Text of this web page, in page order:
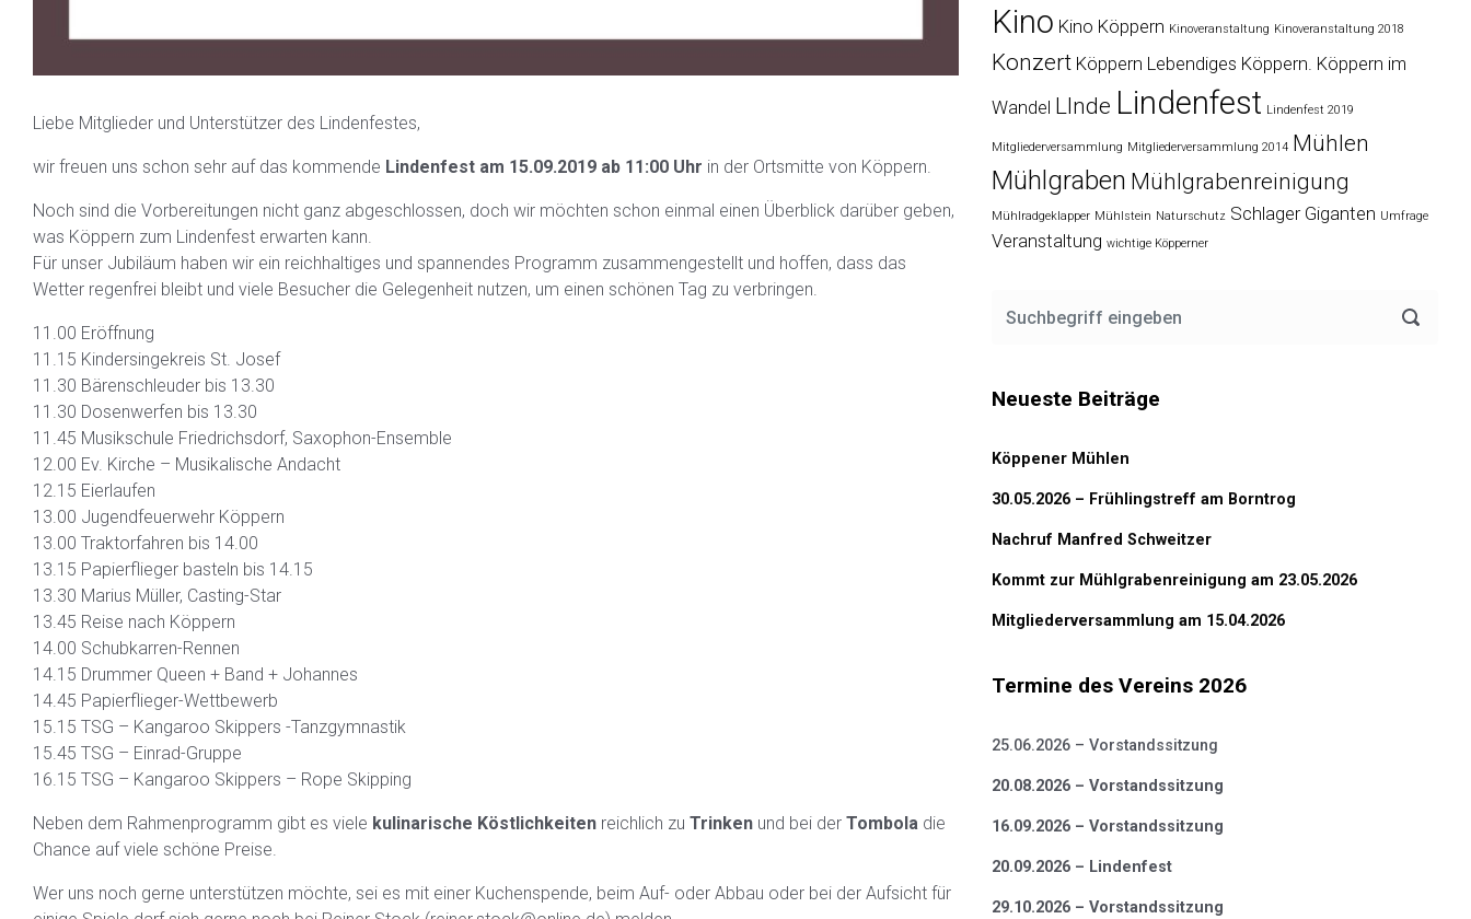
Liebe Mitglieder und Unterstützer des Lindenfestes,
wir freuen uns schon sehr auf das kommende Lindenfest am 15.09.2019 ab 11:00 Uhr in der Ortsmitte von Köppern.
Noch sind die Vorbereitungen nicht ganz abgeschlossen, doch wir möchten schon einmal einen Überblick darüber geben,
was Köppern zum Lindenfest erwarten kann.
Für unser Jubiläum haben wir ein reichhaltiges und spannendes Programm zusammengestellt und hoffen, dass das
Wetter regenfrei bleibt und viele Besucher die Gelegenheit nutzen, um einen schönen Tag zu verbringen.
11.00 Eröffnung
11.15 Kindersingekreis St. Josef
11.30 Bärenschleuder bis 13.30
11.30 Dosenwerfen bis 13.30
11.45 Musikschule Friedrichsdorf, Saxophon-Ensemble
12.00 Ev. Kirche – Musikalische Andacht
12.15 Eierlaufen
13.00 Jugendfeuerwehr Köppern
13.00 Traktorfahren bis 14.00
13.15 Papierflieger basteln bis 14.15
13.30 Marius Müller, Casting-Star
13.45 Reise nach Köppern
14.00 Schubkarren-Rennen
14.15 Drummer Queen + Band + Johannes
14.45 Papierflieger-Wettbewerb
15.15 TSG – Kangaroo Skippers -Tanzgymnastik
15.45 TSG – Einrad-Gruppe
16.15 TSG – Kangaroo Skippers – Rope Skipping
Neben dem Rahmenprogramm gibt es viele kulinarische Köstlichkeiten reichlich zu Trinken und bei der Tombola die
Chance auf viele schöne Preise.
Wer uns noch gerne unterstützen möchte, sei es mit einer Kuchenspende, beim Auf- oder Abbau oder bei der Aufsicht für
Kino Kino Köppern Kinoveranstaltung Kinoveranstaltung 2018
Konzert Köppern Lebendiges Köppern. Köppern im
Wandel LInde Lindenfest Lindenfest 2019
Mitgliederversammlung Mitgliederversammlung 2014 Mühlen
Mühlgraben Mühlgrabenreinigung
Mühlradgeklapper Mühlstein Naturschutz Schlager Giganten Umfrage
Veranstaltung wichtige Köpperner
Neueste Beiträge
Köppener Mühlen
30.05.2026 – Frühlingstreff am Borntrog
Nachruf Manfred Schweitzer
Kommt zur Mühlgrabenreinigung am 23.05.2026
Mitgliederversammlung am 15.04.2026
Termine des Vereins 2026
25.06.2026 – Vorstandssitzung
20.08.2026 – Vorstandssitzung
16.09.2026 – Vorstandssitzung
20.09.2026 – Lindenfest
29.10.2026 – Vorstandssitzung